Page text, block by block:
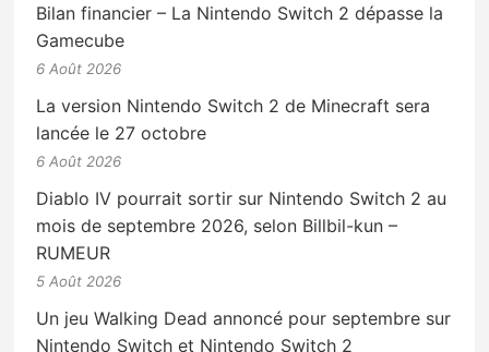
Bilan financier – La Nintendo Switch 2 dépasse la
Gamecube
6 Août 2026
La version Nintendo Switch 2 de Minecraft sera
lancée le 27 octobre
6 Août 2026
Diablo IV pourrait sortir sur Nintendo Switch 2 au
mois de septembre 2026, selon Billbil-kun –
RUMEUR
5 Août 2026
Un jeu Walking Dead annoncé pour septembre sur
Nintendo Switch et Nintendo Switch 2